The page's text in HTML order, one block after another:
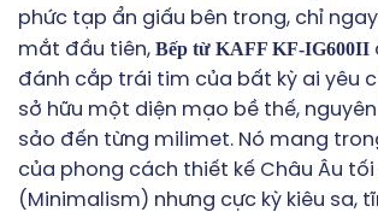
phức tạp ẩn giấu bên trong, chỉ
mắt đầu tiên, Bếp từ KAFF KF-IG600II
đánh cắp trái tim của bất kỳ ai yêu
sở hữu một diện mạo bề thế,
sảo đến từng milimet. Nó mang
của phong cách thiết kế Châu Âu tối
(Minimalism) nhưng cực kỳ kiêu sa,